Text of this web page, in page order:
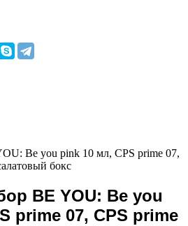
Be you pink 10 мл, CPS prime 07,
бокс
BE YOU: Be you
prime 07, CPS prime